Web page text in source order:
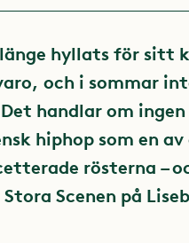
hyllats för sitt
och i sommar
handlar om
hiphop som en
rösterna –
Scenen på